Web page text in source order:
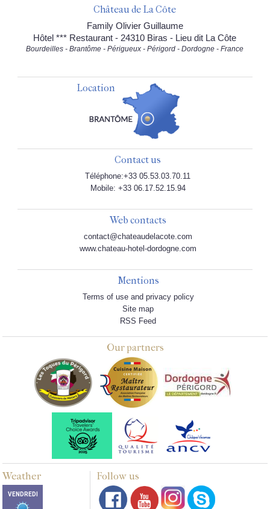
Château de La Côte
Family Olivier Guillaume
Hôtel *** Restaurant - 24310 Biras - Lieu dit La Côte
Bourdeilles - Brantôme - Périgueux - Périgord - Dordogne - France
Location
Contact us
Téléphone:+33 05.53.03.70.11
Mobile: +33 06.17.52.15.94
Web contacts
contact@chateaudelacote.com
www.chateau-hotel-dordogne.com
Mentions
Terms of use and privacy policy
Site map
RSS Feed
Our partners
Weather Follow us